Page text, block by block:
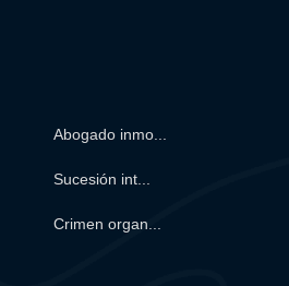
Abogado inmo...
Sucesión int...
Crimen organ...